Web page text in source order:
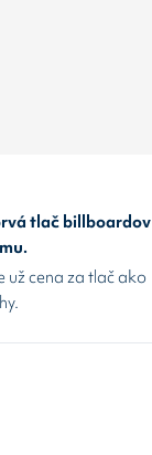
tlač billboardov
už cena za tlač ako